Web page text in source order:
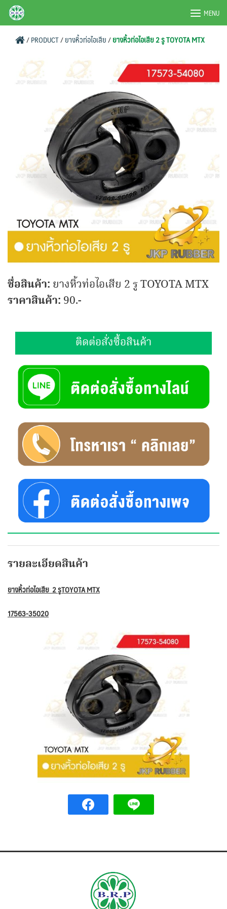
SkipBRPAUTO.COM MENU
/PRODUCT/ยางหิ้วท่อไอเสีย/ยางหิ้วท่อไอเสีย 2 รู TOYOTA MTX
ชื่อสินค้า: ยางหิ้วท่อไอเสีย 2 รู TOYOTA MTX
ราคาสินค้า: 90.-
ติดต่อสั่งซื้อสินค้า
รายละเอียดสินค้า
ยางหิ้วท่อไอเสีย 2 รูTOYOTA MTX
17563-35020